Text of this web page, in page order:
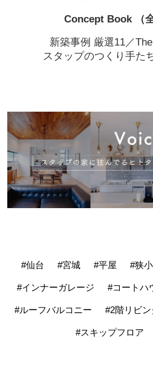
Concept Book （
新築事例 厳選11／
スタップのつくり手た
#仙台 #宮城 #平屋 #狭
#インナーガレージ #コートハ
#ルーフバルコニー #2階リビン
#スキップフロア